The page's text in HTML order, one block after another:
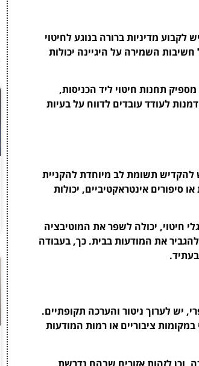
מדיניות ברורה בנוגע לחיטוי
השמירה על היגיינה יכולות
תחנות חיטוי ליד הכניסות,
לעודד עובדים לדווח על בעיות
להקדיש תשומת לב מיוחדת להקניית
סיפורים אינטראקטיביים, יכולות
חיטוי, יכולה לשפר את המוטיבציה
את המודעות בבית. כך, בעבודה
יש לערוך ניטור והערכה תקופתיים.
ציבוריים או רמות המודעות